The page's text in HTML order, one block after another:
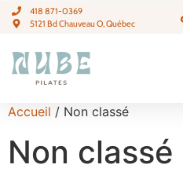
418 871-0369
5121 Bd Chauveau O, Québec
Accueil / Non classé
Non classé